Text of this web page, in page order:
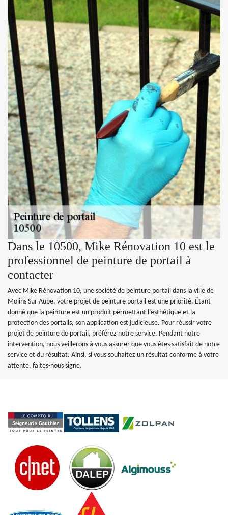
Dans le 10500, Mike Rénovation 10 est le
professionnel de peinture de portail à
contacter
Avec Mike Rénovation 10, une société de peinture portail dans la ville de
Molins Sur Aube, votre projet de peinture portail est une priorité. Étant
donné que la peinture est un produit permettant l’esthétique et la
protection des portails, son application est judicieuse. Pour réussir votre
projet de peinture de portail, préférez notre service. Pendant notre
intervention, nous veillerons à vous assurer que vous êtes satisfait de notre
service et du résultat. Ainsi, si vous souhaitez un résultat conforme à votre
attente, faites-nous signe.